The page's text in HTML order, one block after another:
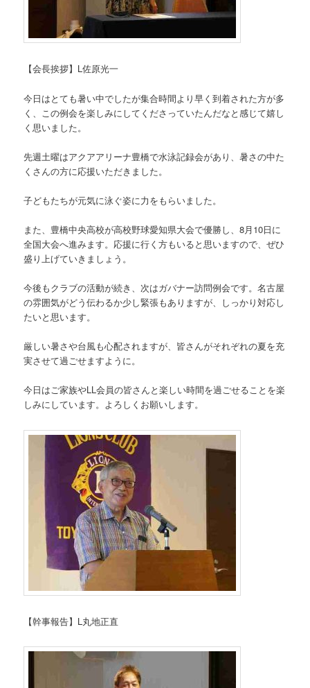
【会長挨拶】L佐原光一
今日はとても暑い中でしたが集合時間より早く到着された方が多
く、この例会を楽しみにしてくださっていたんだなと感じて嬉し
く思いました。
先週土曜はアクアアリーナ豊橋で水泳記録会があり、暑さの中た
くさんの方に応援いただきました。
子どもたちが元気に泳ぐ姿に力をもらいました。
また、豊橋中央高校が高校野球愛知県大会で優勝し、8月10日に
全国大会へ進みます。応援に行く方もいると思いますので、ぜひ
盛り上げていきましょう。
今後もクラブの活動が続き、次はガバナー訪問例会です。名古屋
の雰囲気がどう伝わるか少し緊張もありますが、しっかり対応し
たいと思います。
厳しい暑さや台風も心配されますが、皆さんがそれぞれの夏を充
実させて過ごせますように。
今日はご家族やLL会員の皆さんと楽しい時間を過ごせることを楽
しみにしています。よろしくお願いします。
【幹事報告】L丸地正直